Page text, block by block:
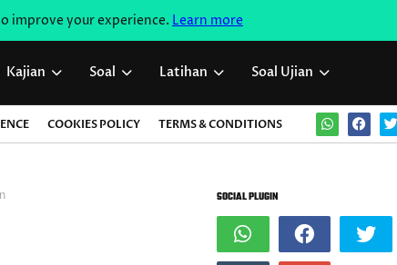
improve your experience. Learn more
Kajian Soal Latihan Soal Ujian
COOKIES POLICY TERMS & CONDITIONS
SOCIAL PLUGIN